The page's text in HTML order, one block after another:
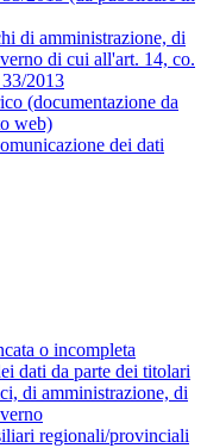
di amministrazione, di
di cui all'art. 14, co.
2013
(documentazione da
web)
dei dati
o incompleta
dati da parte dei titolari
di amministrazione, di
regionali/provinciali